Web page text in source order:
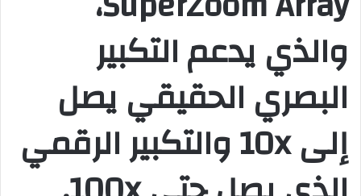
والذي يدعم التكبير
البصري الحقيقي يصل
إلى 10x والتكبير الرقمي